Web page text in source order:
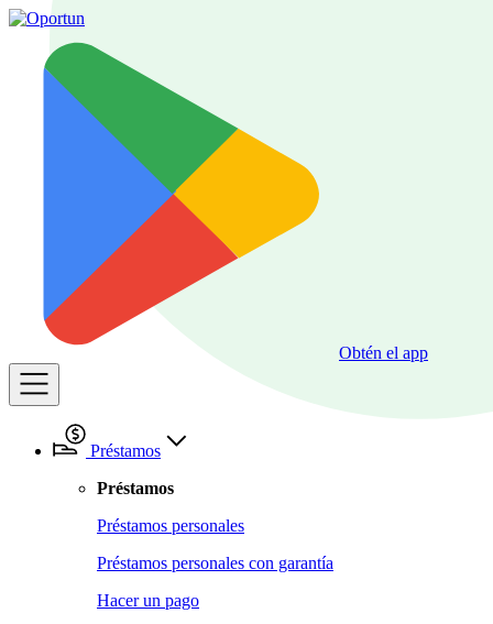
Obtén el app
Préstamos
Préstamos
Préstamos personales
Préstamos personales con garantía
Hacer un pago